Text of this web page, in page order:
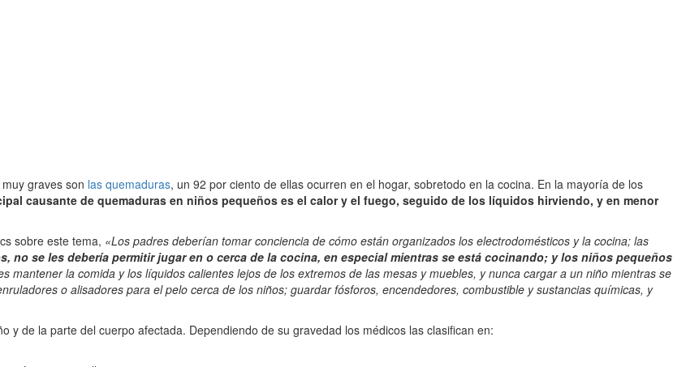
graves son las quemaduras, un 92 por ciento de ellas ocurren en el hogar, sobretodo en la cocina. En la mayoría de los
causante de quemaduras en niños pequeños es el calor y el fuego, seguido de los líquidos hirviendo, y en menor
sobre este tema, «Los padres deberían tomar conciencia de cómo están organizados los electrodomésticos y la cocina; las
no se les debería permitir jugar en o cerca de la cocina, en especial mientras se está cocinando; y los niños pequeños
mantener la comida y los líquidos calientes lejos de los extremos de las mesas y muebles, y nunca cargar a un niño mientras se
o alisadores para el pelo cerca de los niños; guardar fósforos, encendedores, combustible y sustancias químicas, y
de la parte del cuerpo afectada. Dependiendo de su gravedad los médicos las clasifican en: